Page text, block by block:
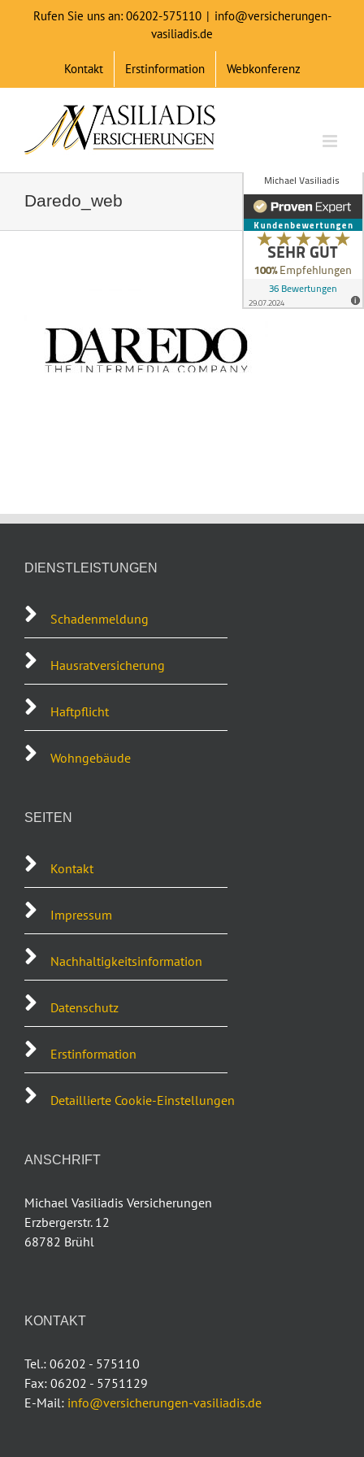
Rufen Sie uns an: 06202-575110 | info@versicherungen-
vasiliadis.de
Kontakt Erstinformation Webkonferenz
Daredo_web
DIENSTLEISTUNGEN
Schadenmeldung
Hausratversicherung
Haftpflicht
Wohngebäude
SEITEN
Kontakt
Impressum
Nachhaltigkeitsinformation
Datenschutz
Erstinformation
Detaillierte Cookie-Einstellungen
ANSCHRIFT
Michael Vasiliadis Versicherungen
Erzbergerstr. 12
68782 Brühl
KONTAKT
Tel.: 06202 - 575110
Fax: 06202 - 5751129
E-Mail: info@versicherungen-vasiliadis.de